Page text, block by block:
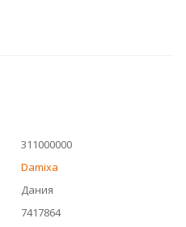
311000000
Damixa
Дания
7417864